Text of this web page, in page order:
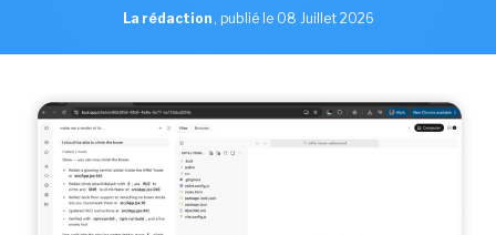
La rédaction , publié le 08 Juillet 2026